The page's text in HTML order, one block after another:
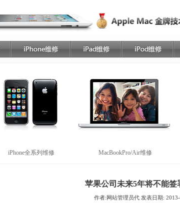
iPhone全系列维修 MacBookPro/Air维修
苹果公司未来5年将不能签
作者:网站管理员代 发表日期: